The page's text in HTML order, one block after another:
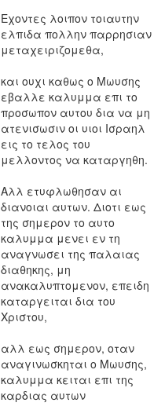
Εχοντες λοιπον τοιαυτην
ελπιδα πολλην παρρησιαν
μεταχειριζομεθα,
και ουχι καθως ο Μωυσης
εβαλλε καλυμμα επι το
προσωπον αυτου δια να μη
ατενισωσιν οι υιοι Ισραηλ
εις το τελος του
μελλοντος να καταργηθη.
Αλλ ετυφλωθησαν αι
διανοιαι αυτων. Διοτι εως
της σημερον το αυτο
καλυμμα μενει εν τη
αναγνωσει της παλαιας
διαθηκης, μη
ανακαλυπτομενον, επειδη
καταργειται δια του
Χριστου,
αλλ εως σημερον, οταν
αναγινωσκηται ο Μωυσης,
καλυμμα κειται επι της
καρδιας αυτων